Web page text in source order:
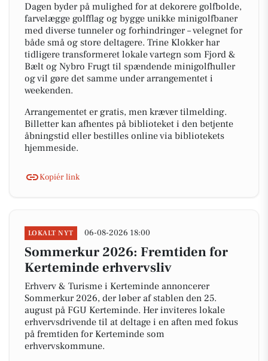
Dagen byder på mulighed for at dekorere golfbolde,
farvelægge golfflag og bygge unikke minigolfbaner
med diverse tunneler og forhindringer – velegnet for
både små og store deltagere. Trine Klokker har
tidligere transformeret lokale vartegn som Fjord &
Bælt og Nybro Frugt til spændende minigolfhuller
og vil gøre det samme under arrangementet i
weekenden.
Arrangementet er gratis, men kræver tilmelding.
Billetter kan afhentes på biblioteket i den betjente
åbningstid eller bestilles online via bibliotekets
hjemmeside.
Kopiér link
LOKALT NYT 06-08-2026 18:00
Sommerkur 2026: Fremtiden for
Kerteminde erhvervsliv
Erhverv & Turisme i Kerteminde annoncerer
Sommerkur 2026, der løber af stablen den 25.
august på FGU Kerteminde. Her inviteres lokale
erhvervsdrivende til at deltage i en aften med fokus
på fremtiden for Kerteminde som
erhvervskommune.